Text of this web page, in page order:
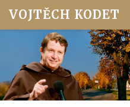
VOJTĚCH KODET